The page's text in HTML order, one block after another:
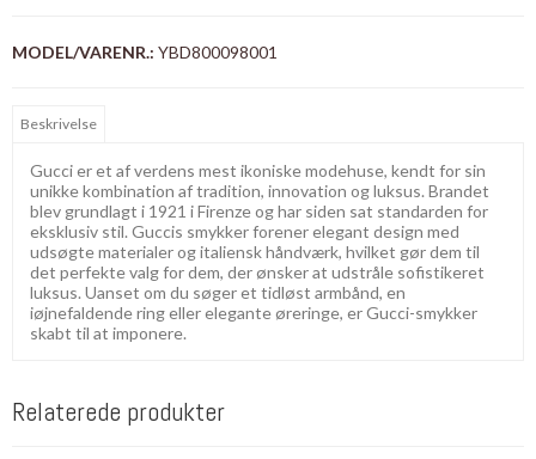
MODEL/VARENR.: YBD800098001
Beskrivelse
Gucci er et af verdens mest ikoniske modehuse, kendt for sin
unikke kombination af tradition, innovation og luksus. Brandet
blev grundlagt i 1921 i Firenze og har siden sat standarden for
eksklusiv stil. Guccis smykker forener elegant design med
udsøgte materialer og italiensk håndværk, hvilket gør dem til
det perfekte valg for dem, der ønsker at udstråle sofistikeret
luksus. Uanset om du søger et tidløst armbånd, en
iøjnefaldende ring eller elegante øreringe, er Gucci-smykker
skabt til at imponere.
Relaterede produkter